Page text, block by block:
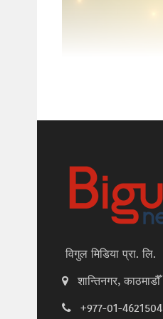
विगुल मिडिया प्रा. लि.
शान्तिनगर, काठमाडौँ
+977-01-4621504